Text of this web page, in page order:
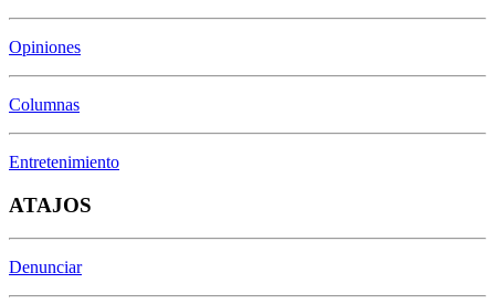
Opiniones
Columnas
Entretenimiento
ATAJOS
Denunciar